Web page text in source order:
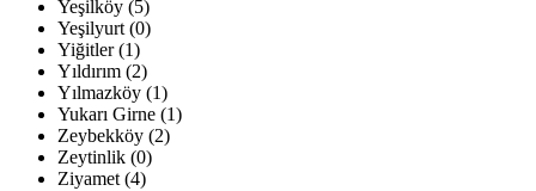
Yeşilköy (5)
Yeşilyurt (0)
Yiğitler (1)
Yıldırım (2)
Yılmazköy (1)
Yukarı Girne (1)
Zeybekköy (2)
Zeytinlik (0)
Ziyamet (4)